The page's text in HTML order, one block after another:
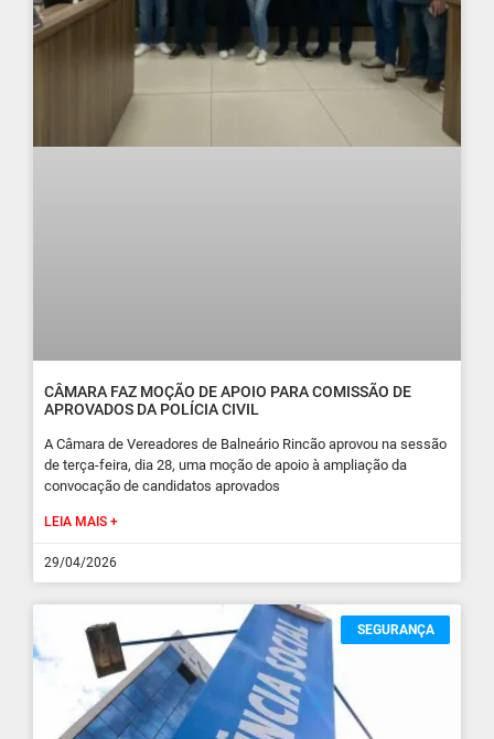
CÂMARA FAZ MOÇÃO DE APOIO PARA COMISSÃO DE
APROVADOS DA POLÍCIA CIVIL
A Câmara de Vereadores de Balneário Rincão aprovou na sessão
de terça-feira, dia 28, uma moção de apoio à ampliação da
convocação de candidatos aprovados
LEIA MAIS +
29/04/2026
SEGURANÇA